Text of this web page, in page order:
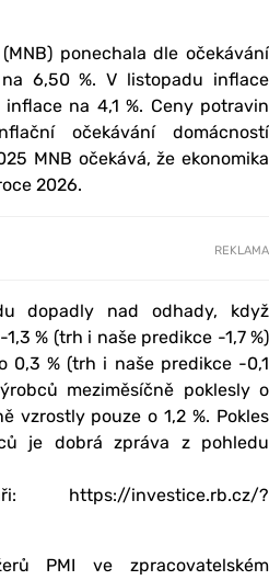
ponechala dle očekávání
6,50 %. V listopadu inflace
na 4,1 %. Ceny potravin
očekávání domácností
MNB očekává, že ekonomika
2026.
REKLAMA
dopadly nad odhady, když
% (trh i naše predikce -1,7 %)
0,3 % (trh i naše predikce -0,1
meziměsíčně poklesly o
vzrostly pouze o 1,2 %. Pokles
je dobrá zpráva z pohledu
investice.rb.cz/?
PMI ve zpracovatelském